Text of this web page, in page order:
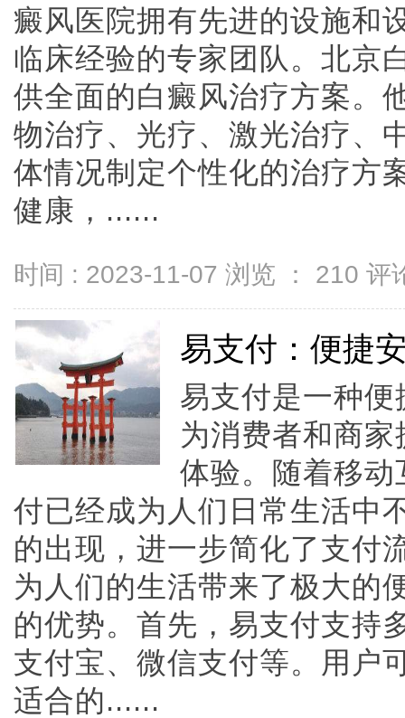
癜风医院拥有先进的设施和
临床经验的专家团队。北京
供全面的白癜风治疗方案。
物治疗、光疗、激光治疗、
体情况制定个性化的治疗方
健康，......
时间 : 2023-11-07 浏览 ： 210 评
易支付：便捷
易支付是一种
为消费者和商
体验。随着移
付已经成为人们日常生活中
的出现，进一步简化了支付
为人们的生活带来了极大的
的优势。首先，易支付支持
支付宝、微信支付等。用户
适合的......